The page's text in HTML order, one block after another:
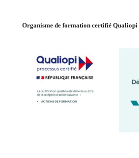
Organisme de formation certifié Qualiopi